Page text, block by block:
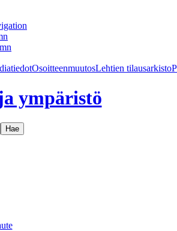
OsoitteenmuutosLehtien tilausarkisto
ympäristö